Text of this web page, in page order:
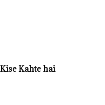
Kise Kahte hai